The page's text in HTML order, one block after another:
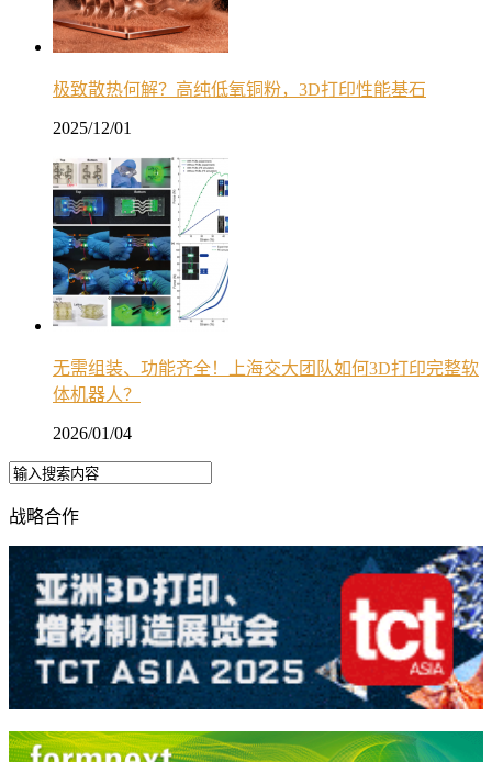
极致散热何解？高纯低氧铜粉，3D打印性能基石
2025/12/01
无需组装、功能齐全！上海交大团队如何3D打印完整软
体机器人？
2026/01/04
战略合作